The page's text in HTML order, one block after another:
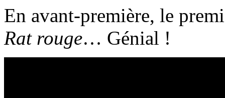
En avant-première, le
Rat rouge… Génial !